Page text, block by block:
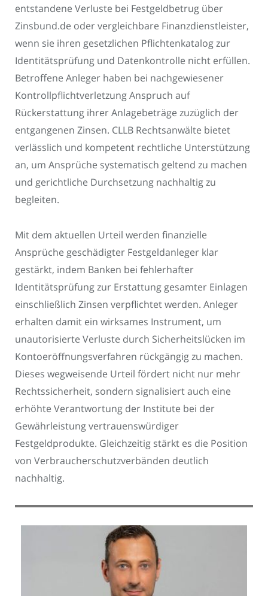
entstandene Verluste bei Festgeldbetrug über
Zinsbund.de oder vergleichbare Finanzdienstleister,
wenn sie ihren gesetzlichen Pflichtenkatalog zur
Identitätsprüfung und Datenkontrolle nicht erfüllen.
Betroffene Anleger haben bei nachgewiesener
Kontrollpflichtverletzung Anspruch auf
Rückerstattung ihrer Anlagebeträge zuzüglich der
entgangenen Zinsen. CLLB Rechtsanwälte bietet
verlässlich und kompetent rechtliche Unterstützung
an, um Ansprüche systematisch geltend zu machen
und gerichtliche Durchsetzung nachhaltig zu
begleiten.
Mit dem aktuellen Urteil werden finanzielle
Ansprüche geschädigter Festgeldanleger klar
gestärkt, indem Banken bei fehlerhafter
Identitätsprüfung zur Erstattung gesamter Einlagen
einschließlich Zinsen verpflichtet werden. Anleger
erhalten damit ein wirksames Instrument, um
unautorisierte Verluste durch Sicherheitslücken im
Kontoeröffnungsverfahren rückgängig zu machen.
Dieses wegweisende Urteil fördert nicht nur mehr
Rechtssicherheit, sondern signalisiert auch eine
erhöhte Verantwortung der Institute bei der
Gewährleistung vertrauenswürdiger
Festgeldprodukte. Gleichzeitig stärkt es die Position
von Verbraucherschutzverbänden deutlich
nachhaltig.